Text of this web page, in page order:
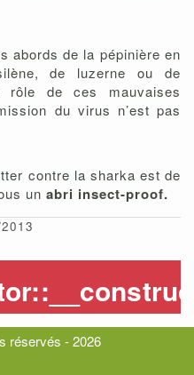
abords de la pépinière en
de luzerne ou de
rôle de ces mauvaises
du virus n’est pas
contre la sharka est de
un abri insect-proof.
réservés - 2026